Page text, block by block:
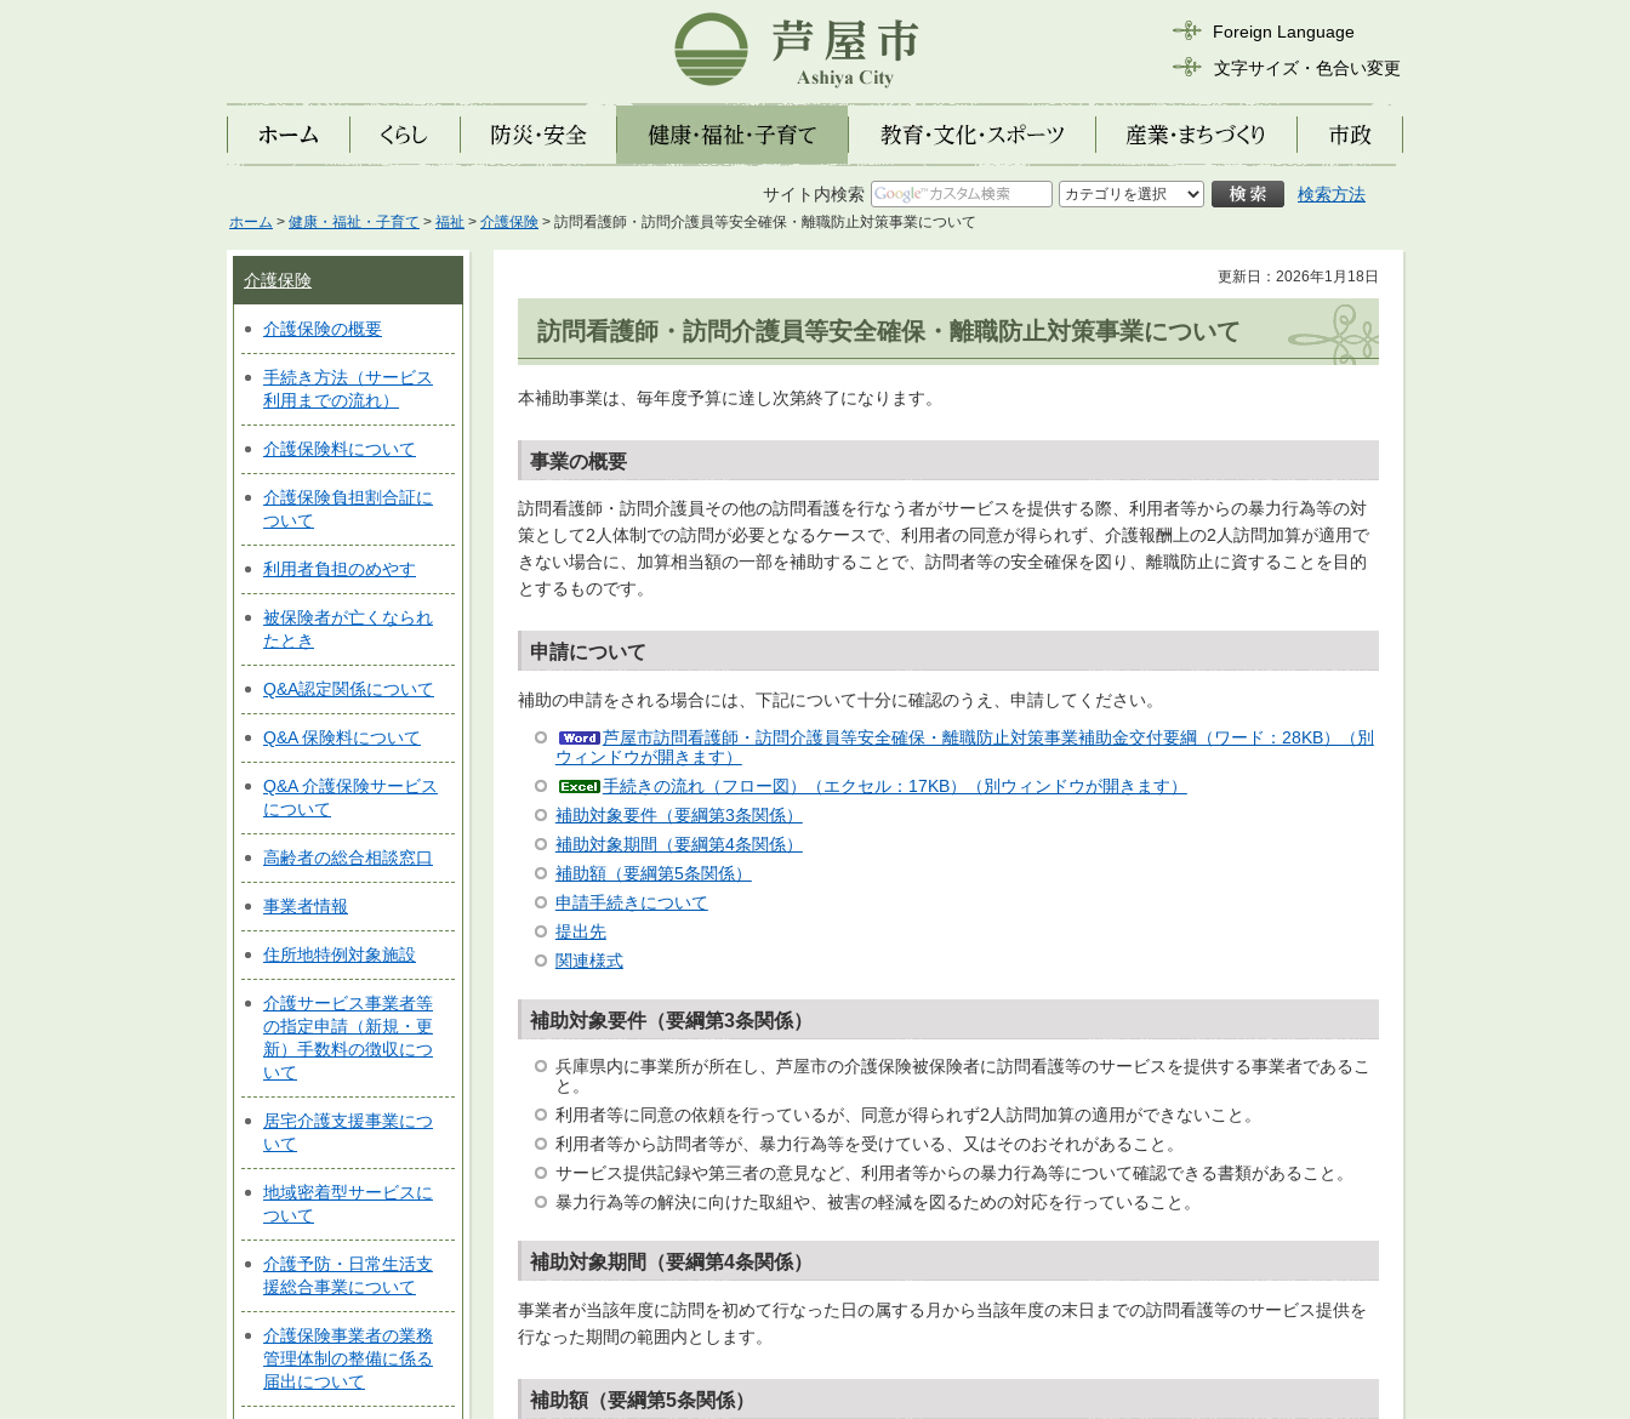
芦屋市
Foreign Language
文字サイズ・色合い変更
ホーム くらし 防災・安全 健康・福祉・子育て 教育・文化・スポーツ 産業・まちづくり 市政
サイト内検索 検索方法
ホーム > 健康・福祉・子育て > 福祉 > 介護保険 > 訪問看護師・訪問介護員等安全確保・離職防止対策事業について
介護保険
介護保険の概要
手続き方法（サービス
利用までの流れ）
介護保険料について
介護保険負担割合証に
ついて
利用者負担のめやす
被保険者が亡くなられ
たとき
Q&A認定関係について
Q&A 保険料について
Q&A 介護保険サービス
について
高齢者の総合相談窓口
事業者情報
住所地特例対象施設
介護サービス事業者等
の指定申請（新規・更
新）手数料の徴収につ
いて
居宅介護支援事業につ
いて
地域密着型サービスに
ついて
介護予防・日常生活支
援総合事業について
介護保険事業者の業務
管理体制の整備に係る
届出について
更新日：2026年1月18日
訪問看護師・訪問介護員等安全確保・離職防止対策事業について
本補助事業は、毎年度予算に達し次第終了になります。
事業の概要
訪問看護師・訪問介護員その他の訪問看護を行なう者がサービスを提供する際、利用者等からの暴力行為等の対
策として2人体制での訪問が必要となるケースで、利用者の同意が得られず、介護報酬上の2人訪問加算が適用で
きない場合に、加算相当額の一部を補助することで、訪問者等の安全確保を図り、離職防止に資することを目的
とするものです。
申請について
補助の申請をされる場合には、下記について十分に確認のうえ、申請してください。
芦屋市訪問看護師・訪問介護員等安全確保・離職防止対策事業補助金交付要綱（ワード：28KB）（別
ウィンドウが開きます）
手続きの流れ（フロー図）（エクセル：17KB）（別ウィンドウが開きます）
補助対象要件（要綱第3条関係）
補助対象期間（要綱第4条関係）
補助額（要綱第5条関係）
申請手続きについて
提出先
関連様式
補助対象要件（要綱第3条関係）
兵庫県内に事業所が所在し、芦屋市の介護保険被保険者に訪問看護等のサービスを提供する事業者であるこ
と。
利用者等に同意の依頼を行っているが、同意が得られず2人訪問加算の適用ができないこと。
利用者等から訪問者等が、暴力行為等を受けている、又はそのおそれがあること。
サービス提供記録や第三者の意見など、利用者等からの暴力行為等について確認できる書類があること。
暴力行為等の解決に向けた取組や、被害の軽減を図るための対応を行っていること。
補助対象期間（要綱第4条関係）
事業者が当該年度に訪問を初めて行なった日の属する月から当該年度の末日までの訪問看護等のサービス提供を
行なった期間の範囲内とします。
補助額（要綱第5条関係）